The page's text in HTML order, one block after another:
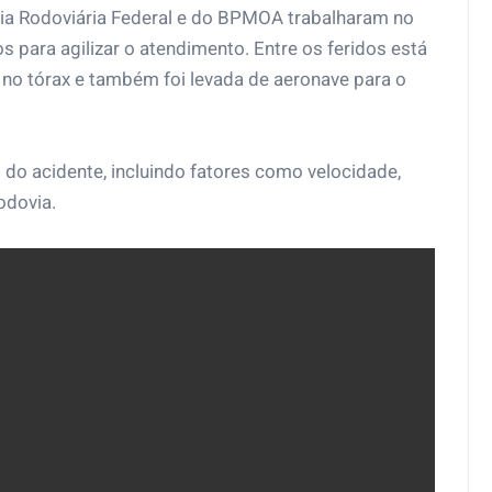
Rodoviária Federal e do BPMOA trabalharam no
para agilizar o atendimento. Entre os feridos está
tórax e também foi levada de aeronave para o
acidente, incluindo fatores como velocidade,